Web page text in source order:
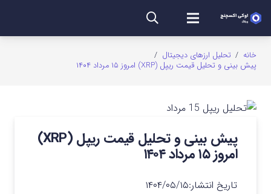
خانه / تحلیل ارزهای دیجیتال /
پیش‌ بینی و تحلیل قیمت ریپل (XRP) امروز ۱۵ مرداد ۱۴۰۴
پیش‌ بینی و تحلیل قیمت ریپل (XRP)
امروز ۱۵ مرداد ۱۴۰۴
تاریخ انتشار:۱۴۰۴/۰۵/۱۵